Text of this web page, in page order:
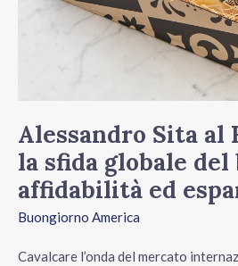
Alessandro Sita al
la sfida globale
affidabilità ed
Buongiorno America
Cavalcare l’onda del mercato
espansione